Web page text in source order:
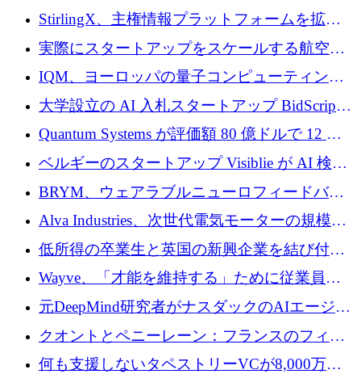
Venture Kick から 16 万 1,000 ユーロを調達
StirlingX、主権情報プラットフォームを拡張
するためにシリーズ A で 2,000 万ドルを確保
実際にスタートアップをスケールする航空イ
ノベーション モデルを学ぶ
IQM、ヨーロッパの量子コンピューティング
企業として初めて米国の主要取引所に上場
大学設立の AI 入札スタートアップ BidScript
がプレシード資金総額 100 万ドルを突破
Quantum Systems が評価額 80 億ドルで 12 億
ドルを調達
ベルギーのスタートアップ Visiblie が AI 検索
の可視化のために 50 万ユーロを調達
BRYM、ウェアラブルニューロフィードバッ
クプラットフォームの開発に65万ユーロを確
Alva Industries、次世代電気モーターの規模拡
大に 1,600 万ユーロを調達
低所得の卒業生と英国の新興企業を結び付け
るためにCommon Pathを開始
Wayve、「才能を維持する」ために従業員に
8,500万ドルの株式公開買い付けを実施
元DeepMind研究者がナスダックのAIエージェ
ントを拡張するためにCreandumの資金調達で
記録を獲得
クオントとペニーレーン：フランスのフィン
テックの友人と敵
何も支援しないタペストリーVCが8,000万ド